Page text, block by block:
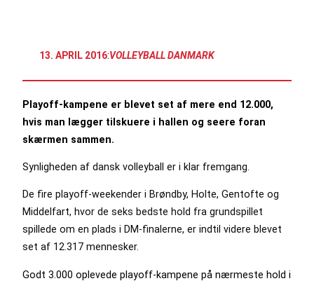
13. APRIL 2016:VOLLEYBALL DANMARK
Playoff-kampene er blevet set af mere end 12.000,
hvis man lægger tilskuere i hallen og seere foran
skærmen sammen.
Synligheden af dansk volleyball er i klar fremgang.
De fire playoff-weekender i Brøndby, Holte, Gentofte og
Middelfart, hvor de seks bedste hold fra grundspillet
spillede om en plads i DM-finalerne, er indtil videre blevet
set af 12.317 mennesker.
Godt 3.000 oplevede playoff-kampene på nærmeste hold i